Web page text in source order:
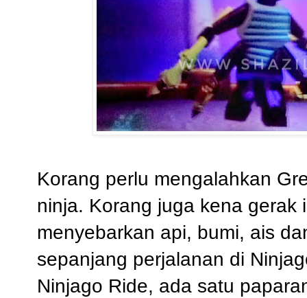
Korang perlu mengalahkan
ninja. Korang juga kena gerak
menyebarkan api, bumi, ais
sepanjang perjalanan di
Ninjago Ride, ada satu